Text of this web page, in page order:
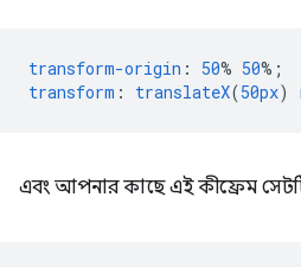
transform-origin : 50% 50%;
transform : translateX(50px)
এবং আপনার কাছে এই কীফ্রেম